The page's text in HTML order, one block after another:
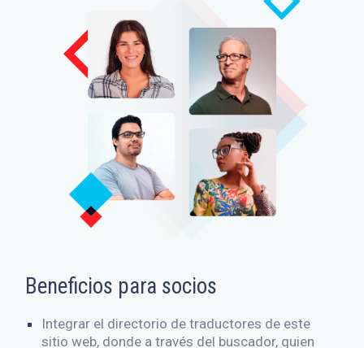
Beneficios para socios
Integrar el directorio de traductores de este
sitio web, donde a través del buscador, quien